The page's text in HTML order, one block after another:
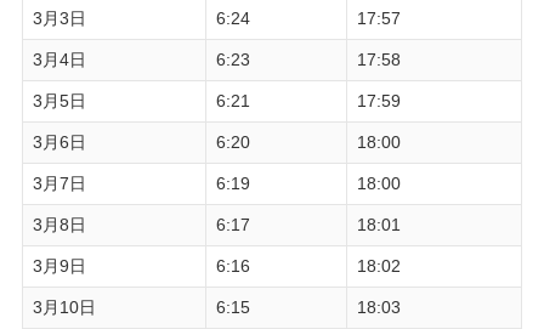
3月3日 6:24 17:57
3月4日 6:23 17:58
3月5日 6:21 17:59
3月6日 6:20 18:00
3月7日 6:19 18:00
3月8日 6:17 18:01
3月9日 6:16 18:02
3月10日 6:15 18:03